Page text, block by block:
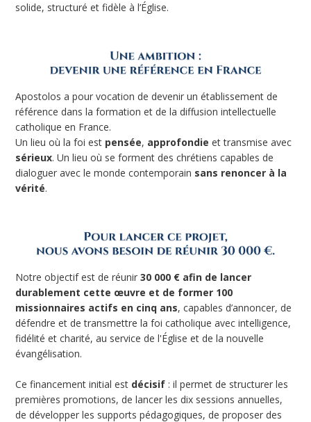
solide, structuré et fidèle à l’Église.
Apostolos a pour vocation de devenir un établissement de
référence dans la formation et de la diffusion intellectuelle
catholique en France.
Un lieu où la foi est pensée, approfondie et transmise avec
sérieux. Un lieu où se forment des chrétiens capables de
dialoguer avec le monde contemporain sans renoncer à la
vérité.
Notre objectif est de réunir 30 000 € afin de lancer
durablement cette œuvre et de former 100
missionnaires actifs en cinq ans, capables d’annoncer, de
défendre et de transmettre la foi catholique avec intelligence,
fidélité et charité, au service de l'Église et de la nouvelle
évangélisation.
Ce financement initial est décisif : il permet de structurer les
premières promotions, de lancer les dix sessions annuelles,
de développer les supports pédagogiques, de proposer des